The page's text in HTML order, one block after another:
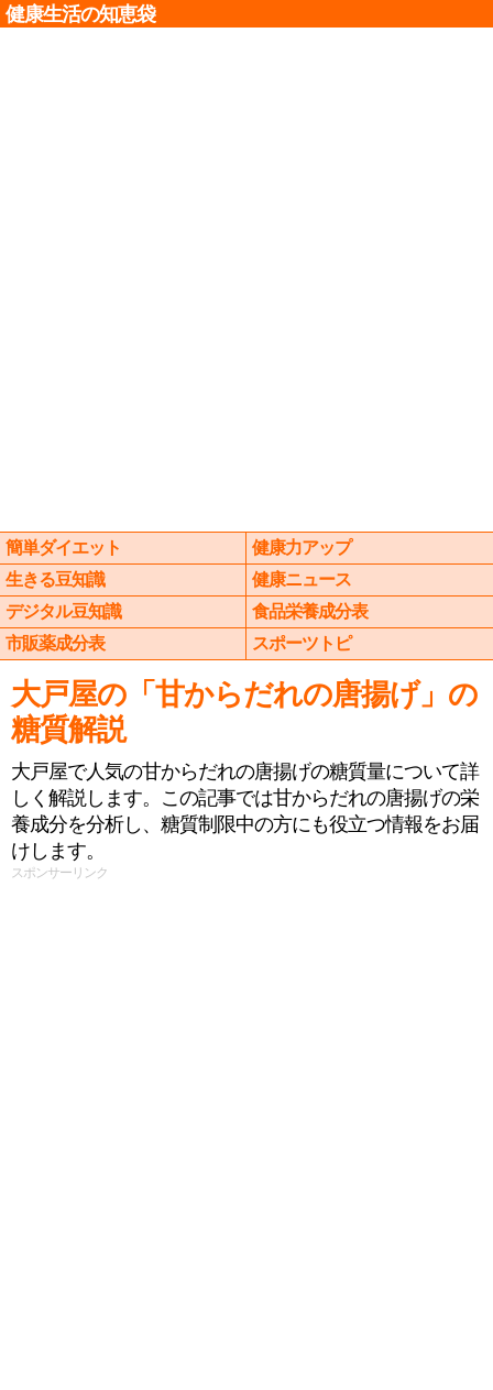
健康生活の知恵袋
簡単ダイエット
健康力アップ
生きる豆知識
健康ニュース
デジタル豆知識
食品栄養成分表
市販薬成分表
スポーツトピ
大戸屋の「甘からだれの唐揚げ」の
糖質解説
大戸屋で人気の甘からだれの唐揚げの糖質量について詳
しく解説します。この記事では甘からだれの唐揚げの栄
養成分を分析し、糖質制限中の方にも役立つ情報をお届
けします。
スポンサーリンク